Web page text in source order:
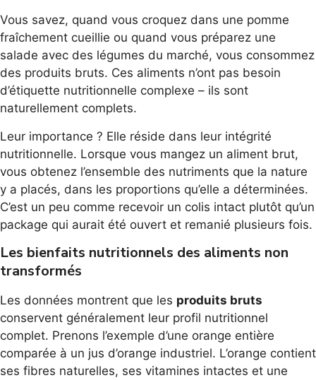
Vous savez, quand vous croquez dans une pomme
fraîchement cueillie ou quand vous préparez une
salade avec des légumes du marché, vous consommez
des produits bruts. Ces aliments n’ont pas besoin
d’étiquette nutritionnelle complexe – ils sont
naturellement complets.
Leur importance ? Elle réside dans leur intégrité
nutritionnelle. Lorsque vous mangez un aliment brut,
vous obtenez l’ensemble des nutriments que la nature
y a placés, dans les proportions qu’elle a déterminées.
C’est un peu comme recevoir un colis intact plutôt qu’un
package qui aurait été ouvert et remanié plusieurs fois.
Les bienfaits nutritionnels des aliments non
transformés
Les données montrent que les produits bruts
conservent généralement leur profil nutritionnel
complet. Prenons l’exemple d’une orange entière
comparée à un jus d’orange industriel. L’orange contient
ses fibres naturelles, ses vitamines intactes et une